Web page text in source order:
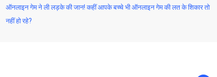
ऑनलाइन गेम ने ली लड़के की जान! कहीं आपके बच्चे भी ऑनलाइन गेम की लत के शिकार तो
नहीं हो रहे?